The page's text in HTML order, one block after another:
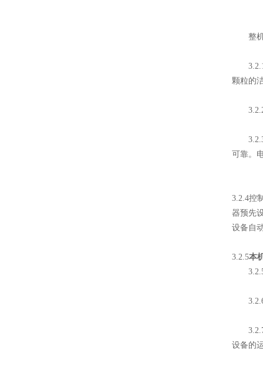
整机
3.2.1
颗粒的
3.2.2
3.2.3
可靠。
3.2.4控
器预先
设备自
3.2.5本
3.2.5
3.2.6
3.2.7
设备的